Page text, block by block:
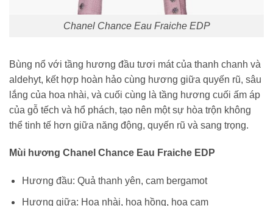
Chanel Chance Eau Fraiche EDP
Bùng nổ với tầng hương đầu tươi mát của thanh chanh và
aldehyt, kết hợp hoàn hảo cùng hương giữa quyến rũ, sâu
lắng của hoa nhài, và cuối cùng là tầng hương cuối ấm áp
của gỗ tếch và hổ phách, tạo nên một sự hòa trộn không
thể tinh tế hơn giữa năng động, quyến rũ và sang trọng.
Mùi hương Chanel Chance Eau Fraiche EDP
Hương đầu: Quả thanh yên, cam bergamot
Hương giữa: Hoa nhài, hoa hồng, hoa cam